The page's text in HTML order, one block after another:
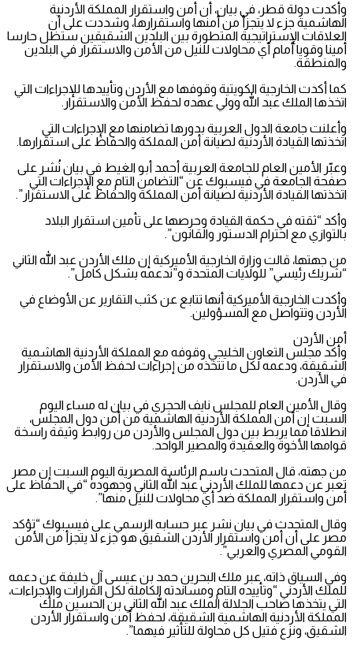
وأكدت دولة قطر، في بيان، أن أمن واستقرار المملكة الأردنية
الهاشمية جزء لا يتجزأ من أمنها واستقرارها، وشددت على أن
العلاقات الإستراتيجية المتطورة بين البلدين الشقيقين ستظل حارسا
أمينا وقويا أمام أي محاولات للنيل من الأمن والاستقرار في البلدين
والمنطقة.
كما أكدت الخارجية الكويتية وقوفها مع الأردن وتأييدها للإجراءات التي
اتخذها الملك عبد الله وولي عهده لحفظ الأمن والاستقرار.
وأعلنت جامعة الدول العربية بدورها تضامنها مع الإجراءات التي
اتخذتها القيادة الأردنية لصيانة أمن المملكة والحفاظ على استقرارها.
وعبّر الأمين العام للجامعة العربية أحمد أبو الغيط في بيان نُشر على
صفحة الجامعة في فيسبوك عن “التضامن التام مع الإجراءات التي
اتخذتها القيادة الأردنية لصيانة أمن المملكة والحفاظ على الاستقرار”.
وأكد “ثقته في حكمة القيادة وحرصها على تأمين استقرار البلاد
بالتوازي مع احترام الدستور والقانون”.
من جهتها، قالت وزارة الخارجية الأميركية إن ملك الأردن عبد الله الثاني
“شريك رئيسي” للولايات المتحدة و”ندعمه بشكل كامل”.
وأكدت الخارجية الأميركية أنها تتابع عن كثب التقارير عن الأوضاع في
الأردن وتتواصل مع المسؤولين.
أمن الأردن
وأكد مجلس التعاون الخليجي وقوفه مع المملكة الأردنية الهاشمية
الشقيقة، ودعمه لكل ما تتخذه من إجراءات لحفظ الأمن والاستقرار
في الأردن.
وقال الأمين العام للمجلس نايف الحجري في بيان له مساء اليوم
السبت إن أمن المملكة الأردنية الهاشمية من أمن دول المجلس،
انطلاقا مما يربط بين دول المجلس والأردن من روابط وثيقة راسخة
قوامها الأخوة والعقيدة والمصير الواحد.
من جهته، قال المتحدث باسم الرئاسة المصرية اليوم السبت إن مصر
تعبر عن دعمها للملك الأردني عبد الله الثاني وجهوده “في الحفاظ على
أمن واستقرار المملكة ضد أي محاولات للنيل منها”.
وقال المتحدث في بيان نشر عبر حسابه الرسمي على فيسبوك “تؤكد
مصر على أن أمن واستقرار الأردن الشقيق هو جزء لا يتجزأ من الأمن
القومي المصري والعربي”.
وفي السياق ذاته، عبر ملك البحرين حمد بن عيسى آل خليفة عن دعمه
للملك الأردني “وتأييده التام ومساندته الكاملة لكل القرارات والإجراءات،
التي يتخذها صاحب الجلالة الملك عبد الله الثاني بن الحسين ملك
المملكة الأردنية الهاشمية الشقيقة، لحفظ أمن واستقرار الأردن
الشقيق، ونزع فتيل كل محاولة للتأثير فيهما”.